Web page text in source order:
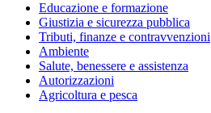
Educazione e formazione
Giustizia e sicurezza pubblica
Tributi, finanze e contravvenzioni
Ambiente
Salute, benessere e assistenza
Autorizzazioni
Agricoltura e pesca